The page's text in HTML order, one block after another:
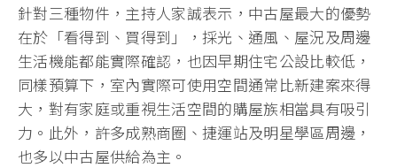
針對三種物件，主持人家誠表示，中古屋最大的優勢
在於「看得到、買得到」，採光、通風、屋況及周邊
生活機能都能實際確認，也因早期住宅公設比較低，
同樣預算下，室內實際可使用空間通常比新建案來得
大，對有家庭或重視生活空間的購屋族相當具有吸引
力。此外，許多成熟商圈、捷運站及明星學區周邊，
也多以中古屋供給為主。